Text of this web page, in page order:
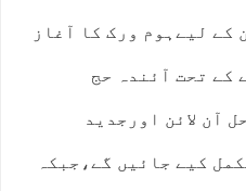
کے لیےہوم ورک کا آغاز
کے تحت آئندہ حج
آن لائن اورجدید
کیے جائیں گے،جبکہ